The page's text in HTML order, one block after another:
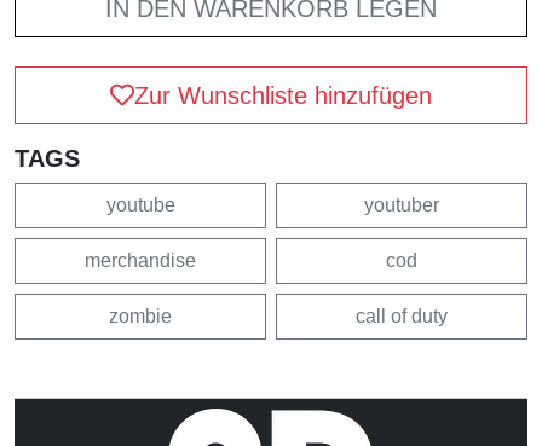
IN DEN WARENKORB LEGEN
Zur Wunschliste hinzufügen
TAGS
youtube youtuber
merchandise cod
zombie call of duty